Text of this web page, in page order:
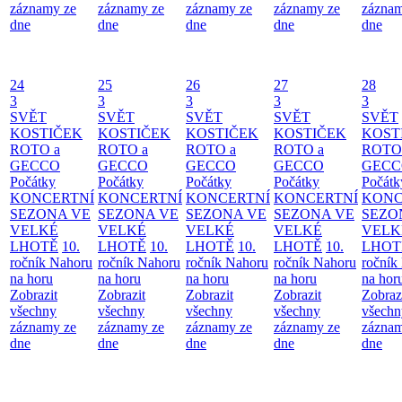
záznamy ze
dne
záznamy ze
dne
záznamy ze
dne
záznamy ze
dne
dne
24
3
SVĚT
KOSTIČEK
ROTO a
GECCO
Počátky
KONCERTNÍ
SEZONA VE
VELKÉ
LHOTĚ 10.
ročník Nahoru
na horu
Zobrazit
všechny
záznamy ze
dne
25
3
SVĚT
KOSTIČEK
ROTO a
GECCO
Počátky
KONCERTNÍ
SEZONA VE
VELKÉ
LHOTĚ 10.
ročník Nahoru
na horu
Zobrazit
všechny
záznamy ze
dne
26
3
SVĚT
KOSTIČEK
ROTO a
GECCO
Počátky
KONCERTNÍ
SEZONA VE
VELKÉ
LHOTĚ 10.
ročník Nahoru
na horu
Zobrazit
všechny
záznamy ze
dne
27
3
SVĚT
KOSTIČEK
ROTO a
GECCO
Počátky
KONCERTNÍ
SEZONA VE
VELKÉ
LHOTĚ 10.
ročník Nahoru
na horu
Zobrazit
všechny
záznamy ze
dne
28
3
SVĚT
ročník
na
dne